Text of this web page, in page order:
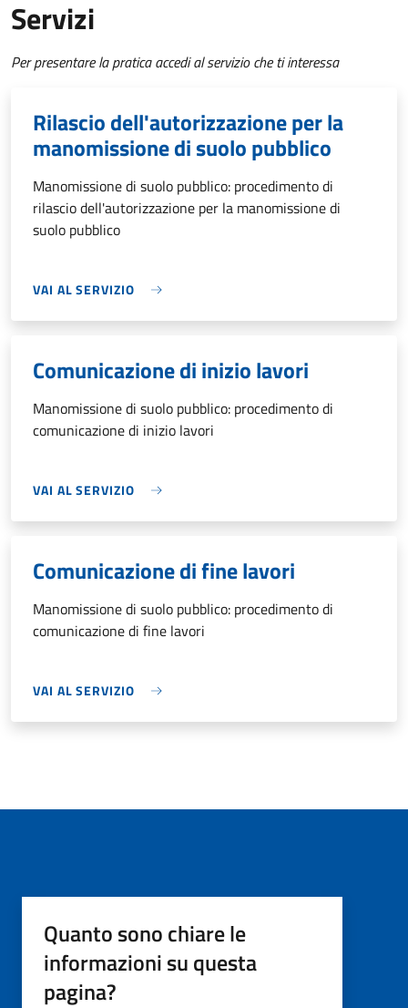
Servizi
Per presentare la pratica accedi al servizio che ti interessa
Rilascio dell'autorizzazione per la
manomissione di suolo pubblico
Manomissione di suolo pubblico: procedimento di
rilascio dell'autorizzazione per la manomissione di
suolo pubblico
VAI AL SERVIZIO
Comunicazione di inizio lavori
Manomissione di suolo pubblico: procedimento di
comunicazione di inizio lavori
VAI AL SERVIZIO
Comunicazione di fine lavori
Manomissione di suolo pubblico: procedimento di
comunicazione di fine lavori
VAI AL SERVIZIO
Quanto sono chiare le
informazioni su questa
pagina?